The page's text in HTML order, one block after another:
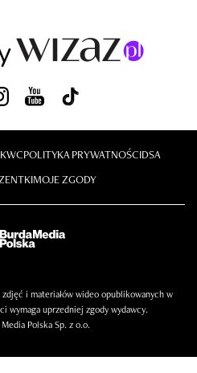
POLITYKA PRYWATNOŚCIDSA
MOJE ZGODY
i materiałów wideo opublikowanych w
wymaga uprzedniej zgody wydawcy.
Polska Sp. z o.o.